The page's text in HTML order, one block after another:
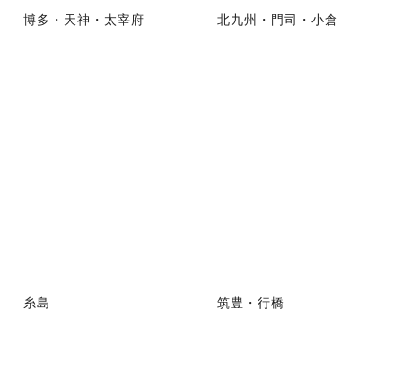
博多・天神・太宰府 北九州・門司・小倉
糸島 筑豊・行橋